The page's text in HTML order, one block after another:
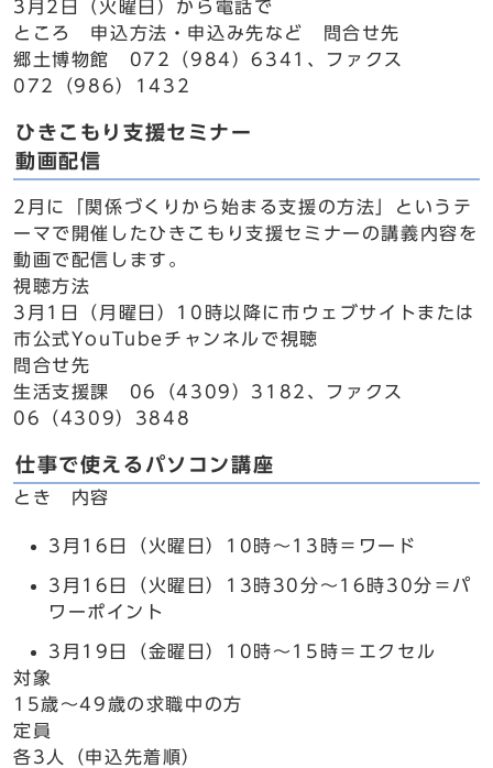
3月2日（火曜日）から電話で
ところ 申込方法・申込み先など 問合せ先
郷土博物館 072（984）6341、ファクス
072（986）1432
ひきこもり支援セミナー
動画配信
2月に「関係づくりから始まる支援の方法」というテ
ーマで開催したひきこもり支援セミナーの講義内容を
動画で配信します。
視聴方法
3月1日（月曜日）10時以降に市ウェブサイトまたは
市公式YouTubeチャンネルで視聴
問合せ先
生活支援課 06（4309）3182、ファクス
06（4309）3848
仕事で使えるパソコン講座
とき 内容
3月16日（火曜日）10時～13時＝ワード
3月16日（火曜日）13時30分～16時30分＝パ
ワーポイント
3月19日（金曜日）10時～15時＝エクセル
対象
15歳～49歳の求職中の方
定員
各3人（申込先着順）